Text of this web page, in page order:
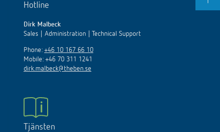
Hotline
Dirk Malbeck
Sales | Administration | Technical Support
Phone: +46 10 167 66 10
Mobile: +46 70 311 1241
dirk.malbeck@theben.se
Tjänsten